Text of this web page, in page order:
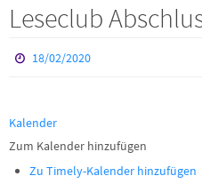
Leseclub
18/02/2020
Kalender
Zum Kalender hinzufügen
Zu Timely-Kalender hinzufügen